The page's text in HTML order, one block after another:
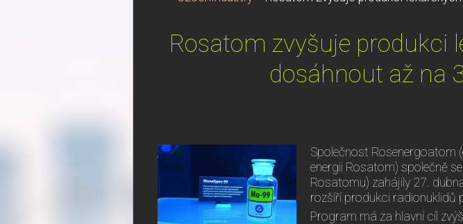
Rosatom zvyšuje produkci
dosáhnout až na
Společnost Rosenergoatom
energii Rosatom) společně
Rosatomu) zahájily 27.
rozšíří produkci radionuklidů
Program má za hlavní cíl